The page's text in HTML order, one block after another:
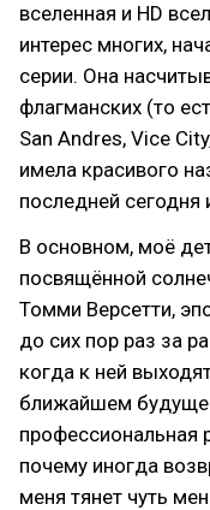
вселенная и HD
интерес многих,
серии. Она
флагманских (то
San Andres, Vice
имела красивого
последней сегодня
В основном, моё
посвящённой
Томми Версетти,
до сих пор раз за
когда к ней
ближайшем
профессиональная
почему иногда
меня тянет чуть